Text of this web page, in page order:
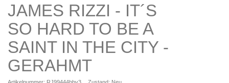
JAMES RIZZI - IT´S
SO HARD TO BE A
SAINT IN THE CITY -
GERAHMT